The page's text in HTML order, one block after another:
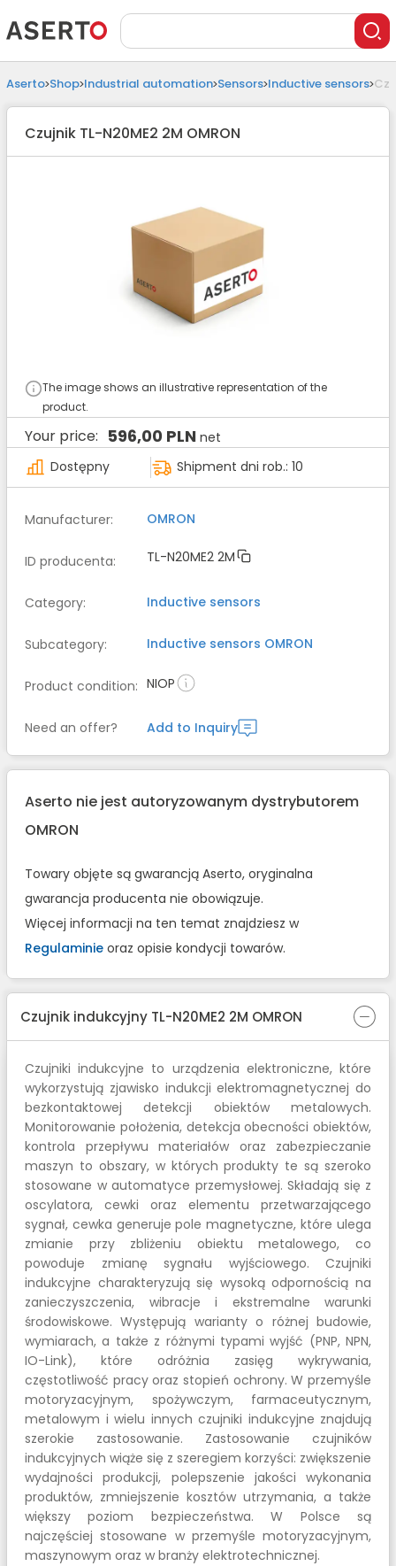
Aserto Shop Industrial automation Sensors Inductive sensors
Czujnik TL-N20ME2 2M OMRON
The image shows an illustrative representation of the
product.
Your price: 596,00 PLN net
Dostępny
Shipment dni rob.: 10
Manufacturer: OMRON
ID producenta: TL-N20ME2 2M
Category: Inductive sensors
Subcategory: Inductive sensors OMRON
Product condition: NIOP
Need an offer? Add to Inquiry
Aserto nie jest autoryzowanym dystrybutorem
OMRON
Towary objęte są gwarancją Aserto, oryginalna
gwarancja producenta nie obowiązuje.
Więcej informacji na ten temat znajdziesz w
Regulaminie oraz opisie kondycji towarów.
Czujnik indukcyjny TL-N20ME2 2M OMRON
Czujniki indukcyjne to urządzenia elektroniczne, które
wykorzystują zjawisko indukcji elektromagnetycznej do
bezkontaktowej detekcji obiektów metalowych.
Monitorowanie położenia, detekcja obecności obiektów,
kontrola przepływu materiałów oraz zabezpieczanie
maszyn to obszary, w których produkty te są szeroko
stosowane w automatyce przemysłowej. Składają się z
oscylatora, cewki oraz elementu przetwarzającego
sygnał, cewka generuje pole magnetyczne, które ulega
zmianie przy zbliżeniu obiektu metalowego, co
powoduje zmianę sygnału wyjściowego. Czujniki
indukcyjne charakteryzują się wysoką odpornością na
zanieczyszczenia, wibracje i ekstremalne warunki
środowiskowe. Występują warianty o różnej budowie,
wymiarach, a także z różnymi typami wyjść (PNP, NPN,
IO-Link), które odróżnia zasięg wykrywania,
częstotliwość pracy oraz stopień ochrony. W przemyśle
motoryzacyjnym, spożywczym, farmaceutycznym,
metalowym i wielu innych czujniki indukcyjne znajdują
szerokie zastosowanie. Zastosowanie czujników
indukcyjnych wiąże się z szeregiem korzyści: zwiększenie
wydajności produkcji, polepszenie jakości wykonania
produktów, zmniejszenie kosztów utrzymania, a także
większy poziom bezpieczeństwa. W Polsce są
najczęściej stosowane w przemyśle motoryzacyjnym,
maszynowym oraz w branży elektrotechnicznej.